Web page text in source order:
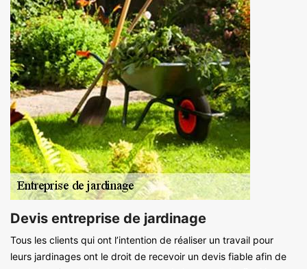
Devis entreprise de jardinage
Tous les clients qui ont l’intention de réaliser un travail pour
leurs jardinages ont le droit de recevoir un devis fiable afin de